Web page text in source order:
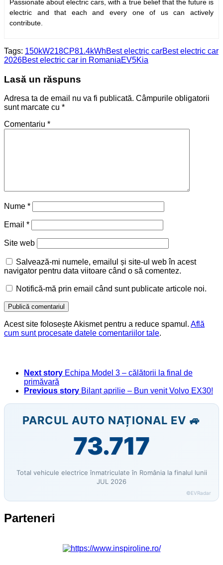
Passionate about electric cars, with a true belief that the future is
electric and that each and every one of us can actively
contribute.
Tags: 150kW218CP81.4kWhBest electric carBest electric car
2026Best electric car in RomaniaEV5Kia
Lasă un răspuns
Adresa ta de email nu va fi publicată. Câmpurile obligatorii
sunt marcate cu *
Comentariu *
Nume *
Email *
Site web
Salvează-mi numele, emailul și site-ul web în acest
navigator pentru data viitoare când o să comentez.
Notifică-mă prin email când sunt publicate articole noi.
Acest site folosește Akismet pentru a reduce spamul. Află
cum sunt procesate datele comentariilor tale.
Next story Echipa Model 3 – călătorii la final de
primăvară
Previous story Bilanț aprilie – Bun venit Volvo EX30!
PARCUL AUTO NAȚIONAL EV 🚙
73.717
Total vehicule electrice înmatriculate în România la finalul lunii
JUL 2026
©EVRadar
Parteneri